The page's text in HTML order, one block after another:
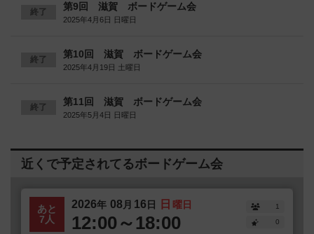
終了 第9回 滋賀 ボードゲーム会
2025年4月6日 日曜日
終了 第10回 滋賀 ボードゲーム会
2025年4月19日 土曜日
終了 第11回 滋賀 ボードゲーム会
2025年5月4日 日曜日
近くで予定されてるボードゲーム会
あと
7人
2026年 08 月 16日 日 曜日
12:00～18:00
1
0